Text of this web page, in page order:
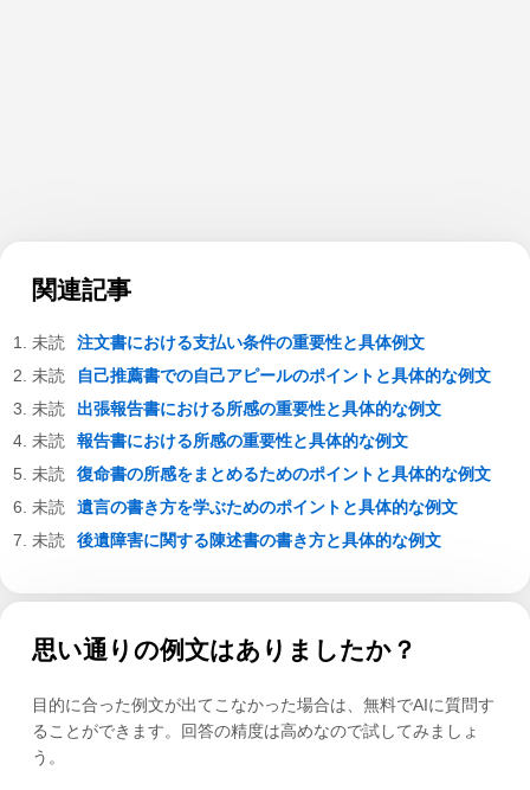
関連記事
注文書における支払い条件の重要性と具体例文
自己推薦書での自己アピールのポイントと具体的な例文
出張報告書における所感の重要性と具体的な例文
報告書における所感の重要性と具体的な例文
復命書の所感をまとめるためのポイントと具体的な例文
遺言の書き方を学ぶためのポイントと具体的な例文
後遺障害に関する陳述書の書き方と具体的な例文
思い通りの例文はありましたか？
目的に合った例文が出てこなかった場合は、無料でAIに質問す
ることができます。回答の精度は高めなので試してみましょ
う。